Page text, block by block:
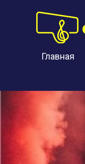
Главная